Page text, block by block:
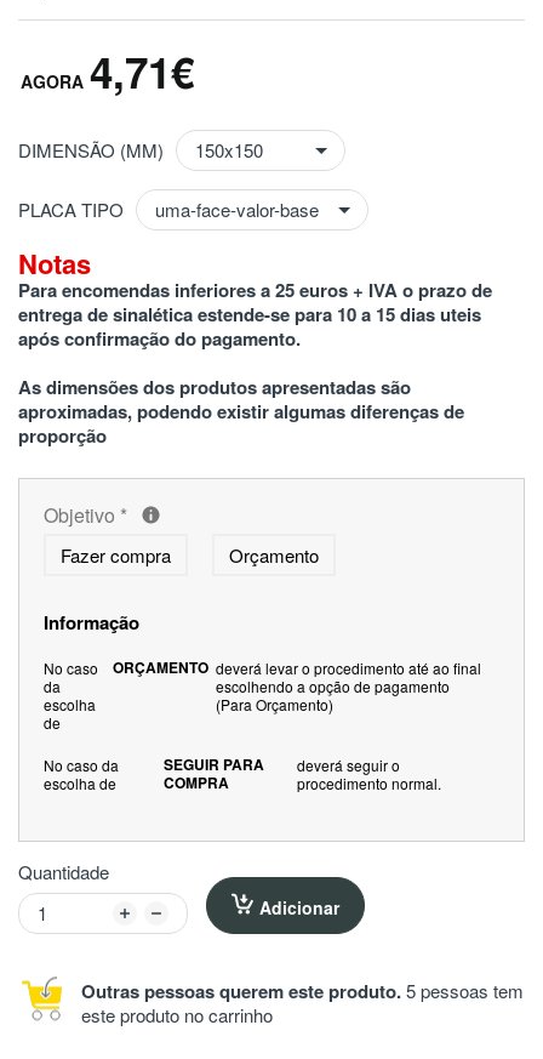
4,71€
DIMENSÃO (MM)
PLACA TIPO
Notas
Para encomendas inferiores a 25 euros + IVA o prazo de
entrega de sinalética estende-se para 10 a 15 dias uteis
após confirmação do pagamento.
As dimensões dos produtos apresentadas são
aproximadas, podendo existir algumas diferenças de
proporção
Objetivo *
Fazer compra Orçamento
Informação
No caso
da
escolha
de
ORÇAMENTO deverá levar o procedimento até ao final
escolhendo a opção de pagamento
(Para Orçamento)
No caso da
escolha de
SEGUIR PARA
COMPRA
deverá seguir o
procedimento normal.
Quantidade
Adicionar
Outras pessoas querem este produto.5 pessoas tem
este produto no carrinho